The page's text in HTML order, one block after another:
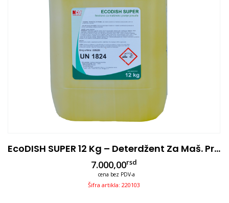
EcoDISH SUPER 12 Kg – Deterdžent Za Maš. Pranje
7.000,00rsd
cena bez PDV-a
Šifra artikla: 220103